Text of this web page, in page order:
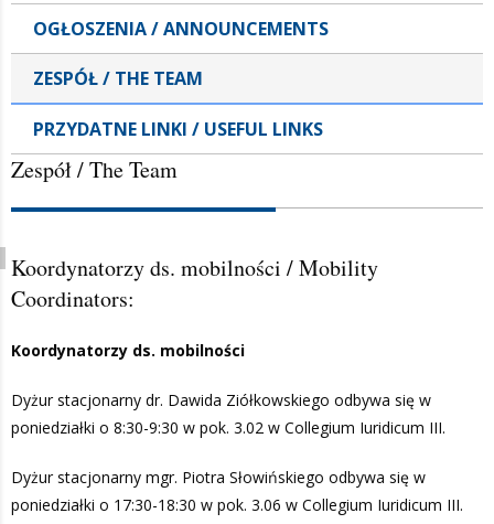
OGŁOSZENIA / ANNOUNCEMENTS
ZESPÓŁ / THE TEAM
PRZYDATNE LINKI / USEFUL LINKS
Zespół / The Team
Koordynatorzy ds. mobilności / Mobility
Coordinators:
Koordynatorzy ds. mobilności
Dyżur stacjonarny dr. Dawida Ziółkowskiego odbywa się w
poniedziałki o 8:30-9:30 w pok. 3.02 w Collegium Iuridicum III.
Dyżur stacjonarny mgr. Piotra Słowińskiego odbywa się w
poniedziałki o 17:30-18:30 w pok. 3.06 w Collegium Iuridicum III.